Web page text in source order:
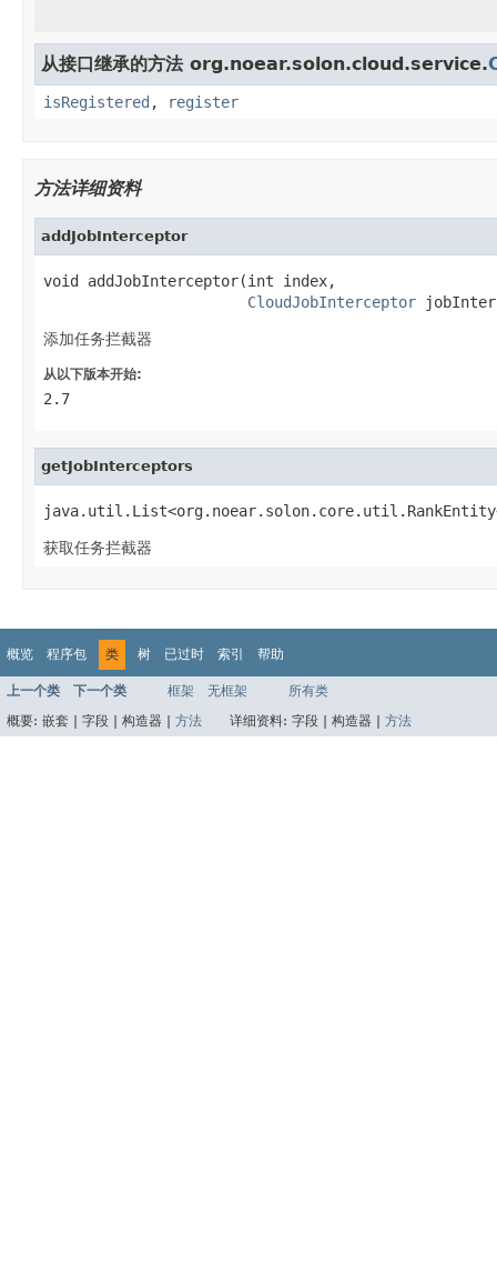
从接口继承的方法 org.noear.solon.cloud.service.
isRegistered , register
方法详细资料
addJobInterceptor
void addJobInterceptor(int index,
CloudJobInterceptor
添加任务拦截器
从以下版本开始:
2.7
getJobInterceptors
获取任务拦截器
概览 程序包 类 树 已过时 索引 帮助
上一个类 下一个类 框架 无框架
所有类
概要: 嵌套 | 字段 | 构造器 | 方法 详细资料: 字段 | 构造器 | 方法